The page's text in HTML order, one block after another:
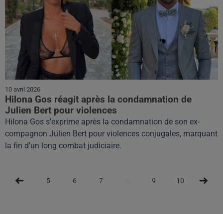
10 avril 2026
Hilona Gos réagit après la condamnation de
Julien Bert pour violences
Hilona Gos s'exprime après la condamnation de son ex-
compagnon Julien Bert pour violences conjugales, marquant
la fin d'un long combat judiciaire.
5 6 7 9 10 11